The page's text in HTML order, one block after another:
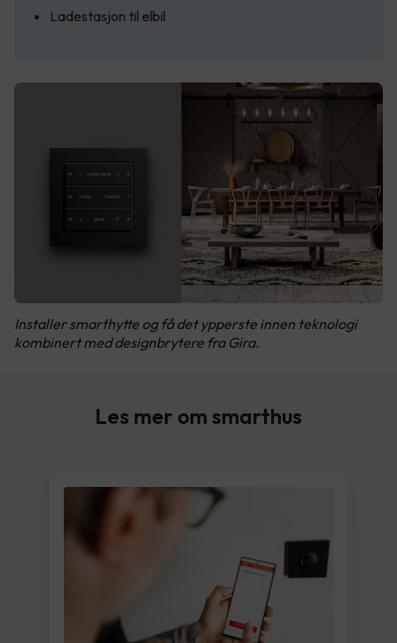
Ladestasjon til elbil
Installer smarthytte og få det ypperste innen teknologi
kombinert med designbrytere fra Gira.
Les mer om smarthus